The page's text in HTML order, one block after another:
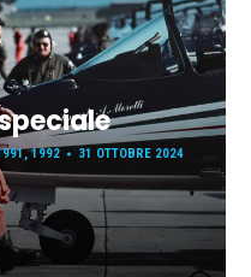
,1992 31 OTTOBRE 2024